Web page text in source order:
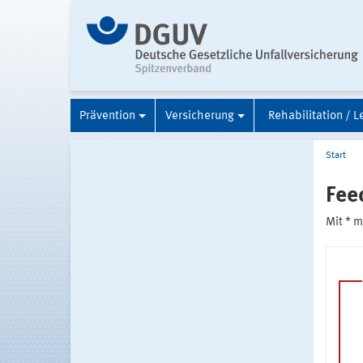
Prävention Versicherung Rehabilitation /
Start
Mit *